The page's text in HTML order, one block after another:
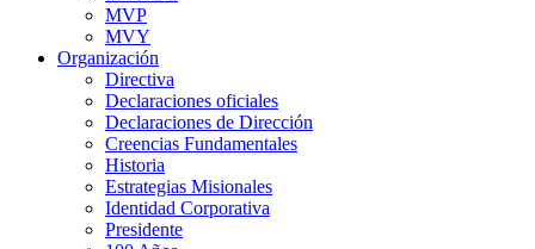
MVP
MVY
Organización
Directiva
Declaraciones oficiales
Declaraciones de Dirección
Creencias Fundamentales
Historia
Estrategias Misionales
Identidad Corporativa
Presidente